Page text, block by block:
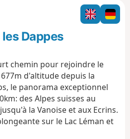
o
i
r
l
t
i
Dappes
chemin pour rejoindre le
d'altitude depuis la
le panorama exceptionnel
des Alpes suisses au
la Vanoise et aux Ecrins.
sur le Lac Léman et